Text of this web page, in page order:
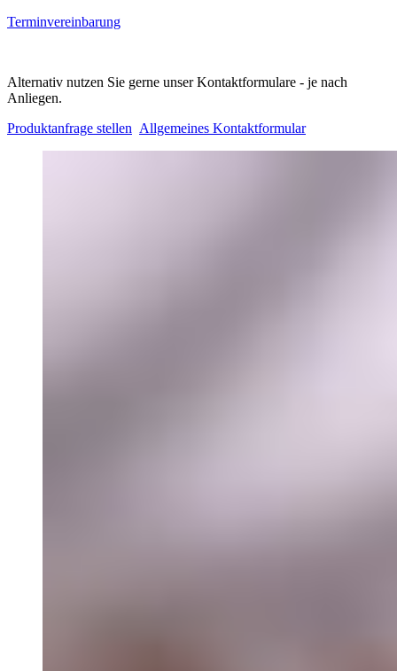
Terminvereinbarung
Alternativ nutzen Sie gerne unser Kontaktformulare - je nach
Anliegen.
Produktanfrage stellen Allgemeines Kontaktformular